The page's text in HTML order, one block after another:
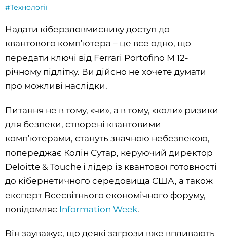
#Технології
Надати кіберзловмиснику доступ до
квантового комп’ютера – це все одно, що
передати ключі від Ferrari Portofino M 12-
річному підлітку. Ви дійсно не хочете думати
про можливі наслідки.
Питання не в тому, «чи», а в тому, «коли» ризики
для безпеки, створені квантовими
комп’ютерами, стануть значною небезпекою,
попереджає Колін Сутар, керуючий директор
Deloitte & Touche і лідер із квантової готовності
до кібернетичного середовища США, а також
експерт Всесвітнього економічного форуму,
повідомляє Information Week.
Він зауважує, що деякі загрози вже впливають